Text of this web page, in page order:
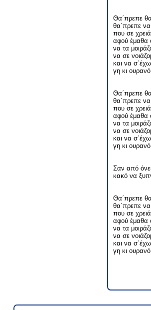
Θα΄πρεπε
θα΄πρεπε
που σε
αφού έμαθα
να τα
να σε
και να
γη κι ουρανό
Θα΄πρεπε
θα΄πρεπε
που σε
αφού έμαθα
να τα
να σε
και να
γη κι ουρανό
Σαν από
κακό να
Θα΄πρεπε
θα΄πρεπε
που σε
αφού έμαθα
να τα
να σε
και να
γη κι ουρανό